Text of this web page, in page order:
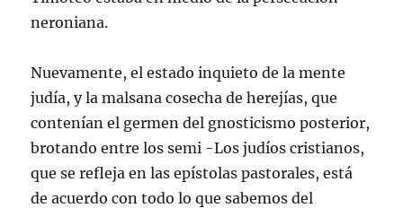
neroniana.
Nuevamente, el estado inquieto de la mente
judía, y la malsana cosecha de herejías, que
contenían el germen del gnosticismo posterior,
brotando entre los semi -Los judíos cristianos,
que se refleja en las epístolas pastorales, está
de acuerdo con todo lo que sabemos del